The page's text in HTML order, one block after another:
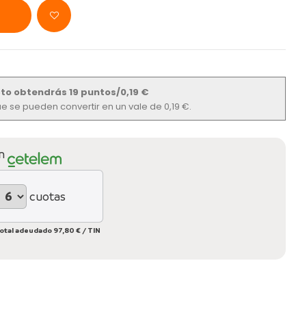
obtendrás 19 puntos/0,19 €
se pueden convertir en un vale de 0,19 €.
cuotas
adeudado 97,80 € / TIN